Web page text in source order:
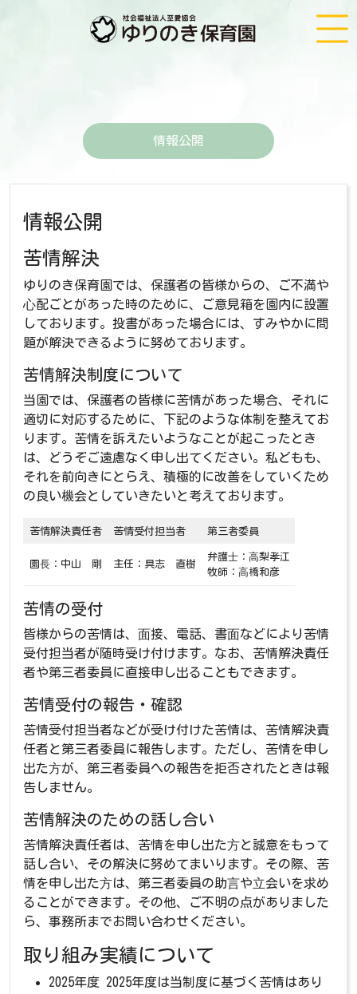
情報公開
情報公開
苦情解決
ゆりのき保育園では、保護者の皆様からの、ご不満や
⼼配ごとがあった時のために、ご意見箱を園内に設置
しております。投書があった場合には、すみやかに問
題が解決できるように努めております。
苦情解決制度について
当園では、保護者の皆様に苦情があった場合、それに
適切に対応するために、下記のような体制を整えてお
ります。苦情を訴えたいようなことが起こったとき
は、どうぞご遠慮なく申し出てください。私どもも、
それを前向きにとらえ、積極的に改善をしていくため
の良い機会としていきたいと考えております。
苦情解決責任者 苦情受付担当者 第三者委員
園⻑：中山 剛 主任：具志 直樹
弁護⼠：⾼梨孝江
牧師：⾼橋和彦
苦情の受付
皆様からの苦情は、⾯接、電話、書⾯などにより苦情
受付担当者が随時受け付けます。なお、苦情解決責任
者や第三者委員に直接申し出ることもできます。
苦情受付の報告・確認
苦情受付担当者などが受け付けた苦情は、苦情解決責
任者と第三者委員に報告します。ただし、苦情を申し
出た⽅が、第三者委員への報告を拒否されたときは報
告しません。
苦情解決のための話し合い
苦情解決責任者は、苦情を申し出た⽅と誠意をもって
話し合い、その解決に努めてまいります。その際、苦
情を申し出た⽅は、第三者委員の助⾔や⽴会いを求め
ることができます。その他、ご不明の点がありました
ら、事務所までお問い合わせください。
取り組み実績について
2025年度 2025年度は当制度に基づく苦情はあり